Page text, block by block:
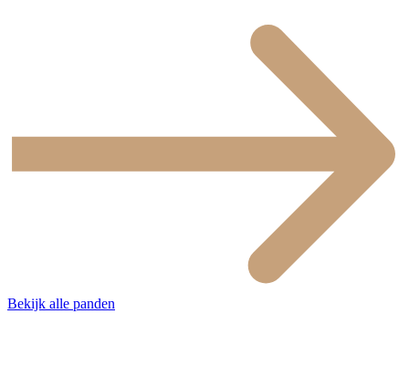
Bekijk alle panden